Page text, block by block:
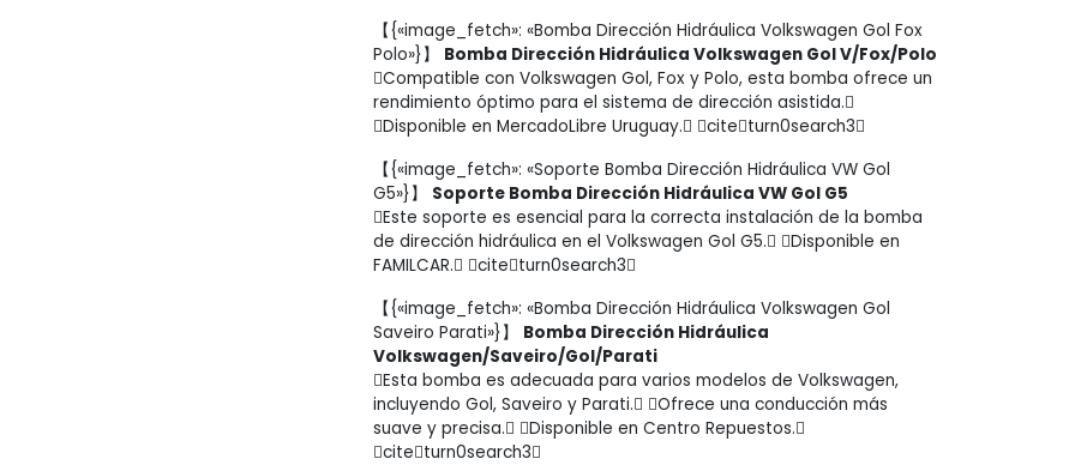
【{«image_fetch»: «Bomba Dirección Hidráulica Volkswagen Gol Fox
Polo»}】 Bomba Dirección Hidráulica Volkswagen Gol V/Fox/Polo
Compatible con Volkswagen Gol, Fox y Polo, esta bomba ofrece un
rendimiento óptimo para el sistema de dirección asistida.
Disponible en MercadoLibre Uruguay. citeturn0search3
【{«image_fetch»: «Soporte Bomba Dirección Hidráulica VW Gol
G5»}】 Soporte Bomba Dirección Hidráulica VW Gol G5
Este soporte es esencial para la correcta instalación de la bomba
de dirección hidráulica en el Volkswagen Gol G5. Disponible en
FAMILCAR. citeturn0search3
【{«image_fetch»: «Bomba Dirección Hidráulica Volkswagen Gol
Saveiro Parati»}】 Bomba Dirección Hidráulica
Volkswagen/Saveiro/Gol/Parati
Esta bomba es adecuada para varios modelos de Volkswagen,
incluyendo Gol, Saveiro y Parati. Ofrece una conducción más
suave y precisa. Disponible en Centro Repuestos.
citeturn0search3